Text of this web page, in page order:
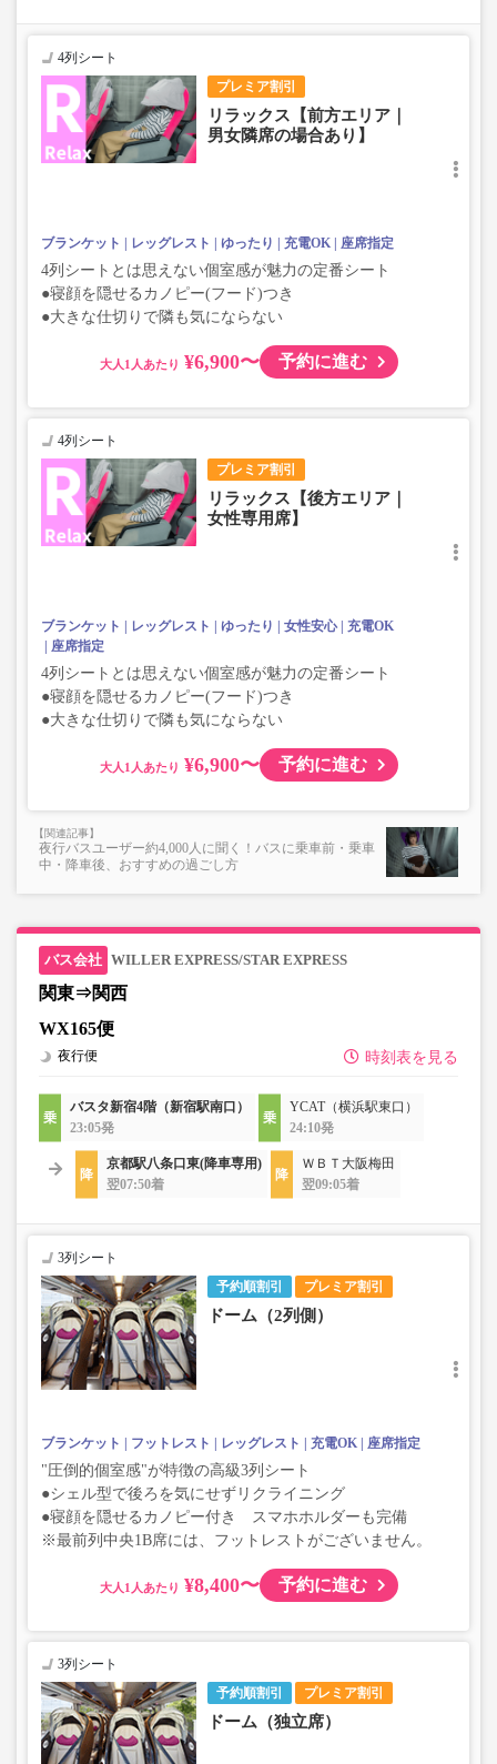
プレミア割引
4列シート
リラックス【前方エリア｜
男女隣席の場合あり】
ブランケット レッグレスト ゆったり 充電OK 座席指定
4列シートとは思えない個室感が魅力の定番シート
●寝顔を隠せるカノピー(フード)つき
●大きな仕切りで隣も気にならない
大人 ¥6,900〜 予約に進む
プレミア割引
4列シート
リラックス【後方エリア｜
女性専用席】
ブランケット レッグレスト ゆったり 女性安心
充電OK
座席指定
4列シートとは思えない個室感が魅力の定番シート
●寝顔を隠せるカノピー(フード)つき
●大きな仕切りで隣も気にならない
大人 ¥6,900〜 予約に進む
夜行バスユーザー約4,000人に聞く！バスに乗車前・乗車
中・降車後、おすすめの過ごし方
WILLER EXPRESS/STAR EXPRESS
関東⇒関西
WX165便
時刻表を見る
夜行便
バスタ新宿4階（新宿駅南口）
23:05発
YCAT（横浜駅東口）
24:10発
京都駅八条口東(降車専用)
翌07:50着
ＷＢＴ大阪梅田
翌09:05着
予約順割引 プレミア割引
3列シート
ドーム（2列側）
ブランケット フットレスト レッグレスト 充電OK 座席指定
"圧倒的個室感"が特徴の高級3列シート
●シェル型で後ろを気にせずリクライニング
●寝顔を隠せるカノピー付き スマホホルダーも完備
※最前列中央1B席には、フットレストがございません。
大人 ¥8,400〜 予約に進む
予約順割引 プレミア割引
3列シート
ドーム（独立席）